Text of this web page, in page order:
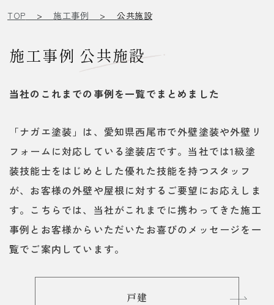
TOP >施工事例 > 公共施設
施工事例 公共施設
当社のこれまでの事例を一覧でまとめました
「ナガエ塗装」は、愛知県西尾市で外壁塗装や外壁リ
フォームに対応している塗装店です。当社では1級塗
装技能士をはじめとした優れた技能を持つスタッフ
が、お客様の外壁や屋根に対するご要望にお応えしま
す。こちらでは、当社がこれまでに携わってきた施工
事例とお客様からいただいたお喜びのメッセージを一
覧でご案内しています。
戸建